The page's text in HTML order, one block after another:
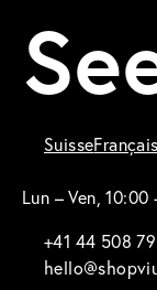
SuisseFrançais
Lun – Ven, 10:00
+41 44 508